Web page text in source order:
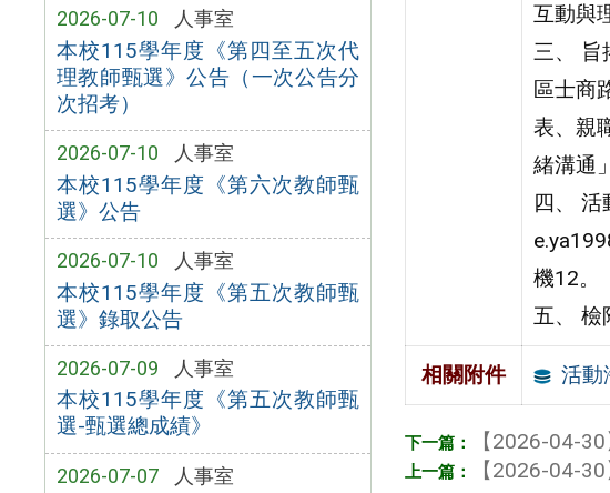
2026-07-10 人事室
本校115學年度《第四至五次代
理教師甄選》公告（一次公告分
次招考）
2026-07-10 人事室
本校115學年度《第六次教師甄
選》公告
2026-07-10 人事室
本校115學年度《第五次教師甄
選》錄取公告
2026-07-09 人事室
本校115學年度《第五次教師甄
選-甄選總成績》
2026-07-07 人事室
互動與
三、 旨
區士商
表、親
緒溝通
四、
機12。
五、 檢
相關附件 活動
【2026-04-30
【2026-04-30